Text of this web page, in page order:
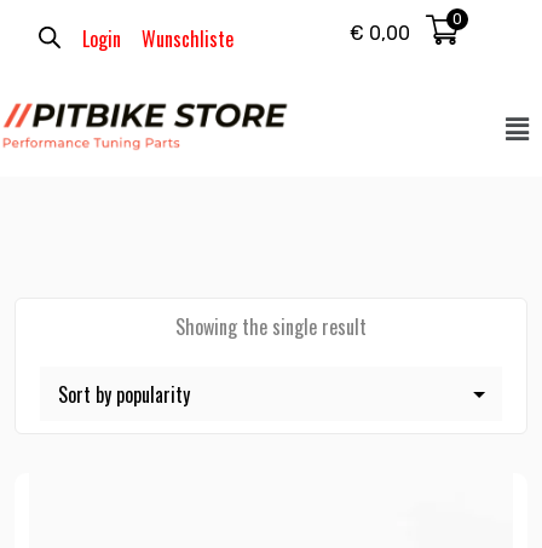
Login Wunschliste € 0,00
0
Showing the single result